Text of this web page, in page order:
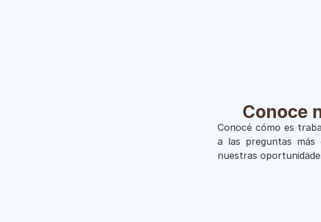
Conoce
Conocé cómo es
a las preguntas más
nuestras